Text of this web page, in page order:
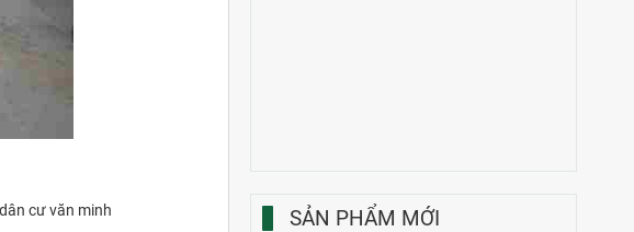
cư văn minh SẢN PHẨM MỚI